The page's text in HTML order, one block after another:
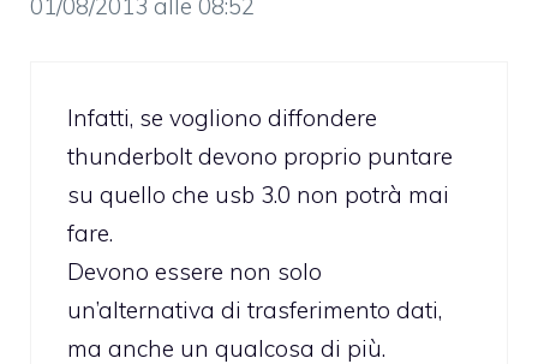
01/08/2013 alle 08:52
Infatti, se vogliono diffondere
thunderbolt devono proprio puntare
su quello che usb 3.0 non potrà mai
fare.
Devono essere non solo
un’alternativa di trasferimento dati,
ma anche un qualcosa di più.